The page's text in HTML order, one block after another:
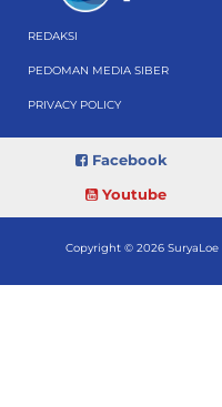
REDAKSI
PEDOMAN MEDIA SIBER
PRIVACY POLICY
Facebook
Youtube
Copyright © 2026 SuryaLoe